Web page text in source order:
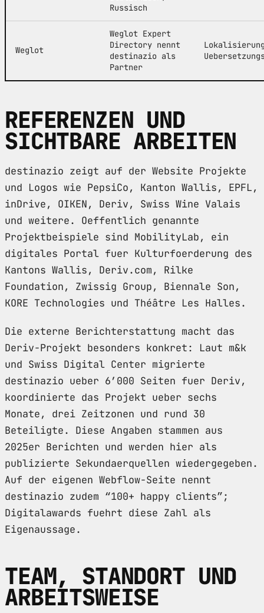
Russisch
Weglot
Weglot Expert
Directory nennt
destinazio als
Partner
REFERENZEN UND
SICHTBARE ARBEITEN
destinazio zeigt auf der Website Projekte
und Logos wie PepsiCo, Kanton Wallis, EPFL,
inDrive, OIKEN, Deriv, Swiss Wine Valais
und weitere. Oeffentlich genannte
Projektbeispiele sind MobilityLab, ein
digitales Portal fuer Kulturfoerderung des
Kantons Wallis, Deriv.com, Rilke
Foundation, Zwissig Group, Biennale Son,
KORE Technologies und Théâtre Les Halles.
Die externe Berichterstattung macht das
Deriv-Projekt besonders konkret: Laut m&k
und Swiss Digital Center migrierte
destinazio ueber 6’000 Seiten fuer Deriv,
koordinierte das Projekt ueber sechs
Monate, drei Zeitzonen und rund 30
Beteiligte. Diese Angaben stammen aus
2025er Berichten und werden hier als
publizierte Sekundaerquellen wiedergegeben.
Auf der eigenen Webflow-Seite nennt
destinazio zudem “100+ happy clients”;
Digitalawards fuehrt diese Zahl als
Eigenaussage.
TEAM, STANDORT UND
ARBEITSWEISE